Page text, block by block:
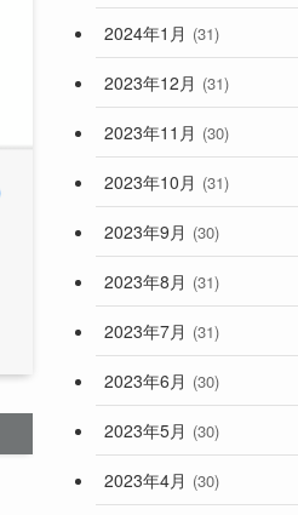
2024年1月 (31)
2023年12月 (31)
2023年11月 (30)
2023年10月 (31)
2023年9月 (30)
2023年8月 (31)
2023年7月 (31)
2023年6月 (30)
2023年5月 (30)
2023年4月 (30)